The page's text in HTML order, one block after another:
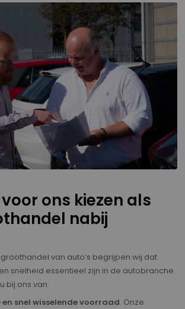
ons kiezen als
nabij
van auto’s begrijpen wij dat
snelheid essentieel zijn in de autobranche.
bij ons van:
snel wisselende voorraad. Onze